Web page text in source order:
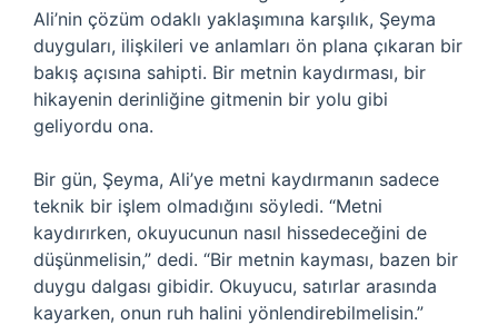
Ali’nin çözüm odaklı yaklaşımına karşılık, Şeyma
duyguları, ilişkileri ve anlamları ön plana çıkaran bir
bakış açısına sahipti. Bir metnin kaydırması, bir
hikayenin derinliğine gitmenin bir yolu gibi
geliyordu ona.
Bir gün, Şeyma, Ali’ye metni kaydırmanın sadece
teknik bir işlem olmadığını söyledi. “Metni
kaydırırken, okuyucunun nasıl hissedeceğini de
düşünmelisin,” dedi. “Bir metnin kayması, bazen bir
duygu dalgası gibidir. Okuyucu, satırlar arasında
kayarken, onun ruh halini yönlendirebilmelisin.”